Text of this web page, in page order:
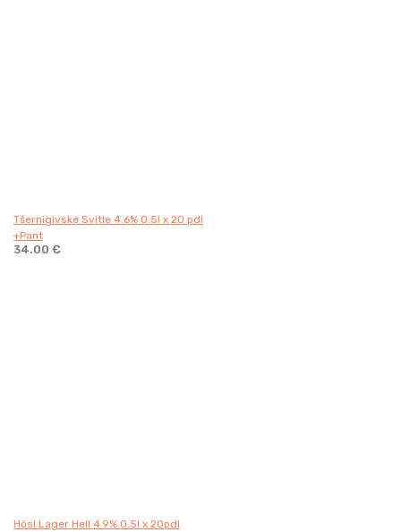
Tšernigivske Svitle 4.6% 0.5l x 20 pdl
+Pant
34.00 €
Hösl Lager Hell 4.9% 0.5l x 20pdl